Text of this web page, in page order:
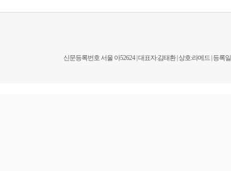
신문등록번호 서울 아52624 | 대표자:김태환 | 상호:라메드 | 등록